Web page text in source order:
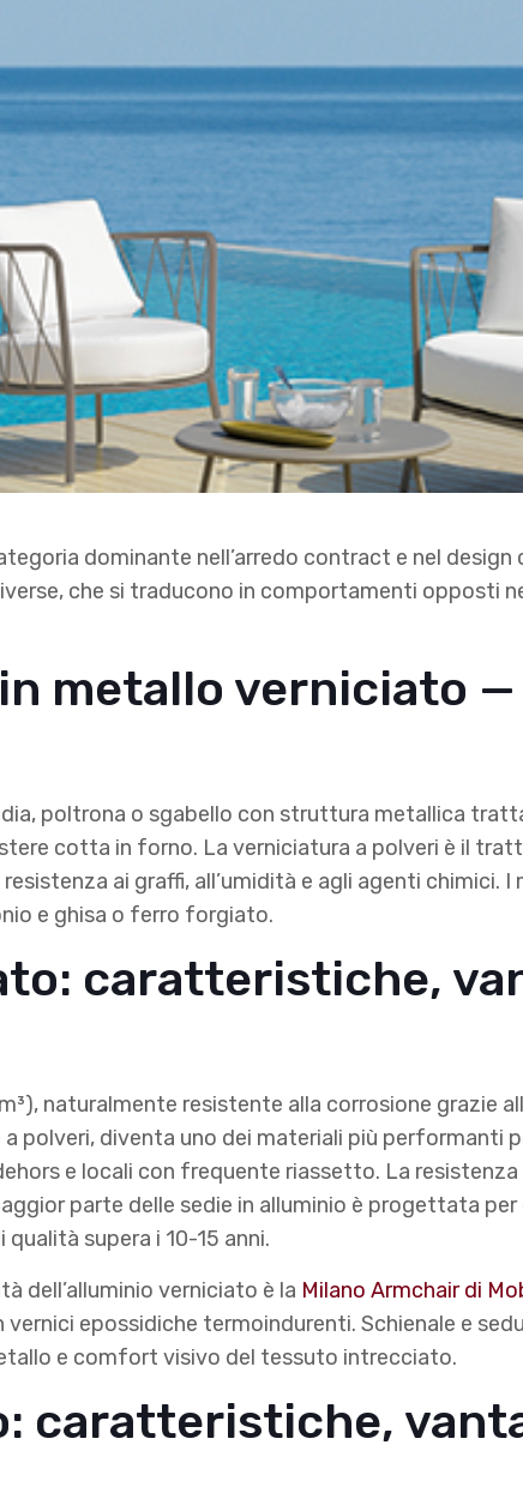
dominante nell’arredo contract e nel
che si traducono in comportamenti opposti
in metallo verniciato
poltrona o sgabello con struttura metallica
cotta in forno. La verniciatura a polveri è il
ai graffi, all’umidità e agli agenti chimici.
e ghisa o ferro forgiato.
caratteristiche,
naturalmente resistente alla corrosione grazie
polveri, diventa uno dei materiali più performanti
e locali con frequente riassetto. La
parte delle sedie in alluminio è progettata
supera i 10-15 anni.
dell’alluminio verniciato è la Milano Armchair di
epossidiche termoindurenti. Schienale e
e comfort visivo del tessuto intrecciato.
caratteristiche,